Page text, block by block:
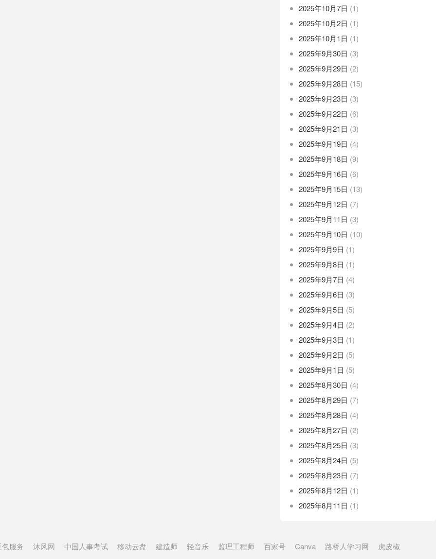
2025年10月7日 (1)
2025年10月2日 (1)
2025年10月1日 (1)
2025年9月30日 (3)
2025年9月29日 (2)
2025年9月28日 (15)
2025年9月23日 (3)
2025年9月22日 (6)
2025年9月21日 (3)
2025年9月19日 (4)
2025年9月18日 (9)
2025年9月16日 (6)
2025年9月15日 (13)
2025年9月12日 (7)
2025年9月11日 (3)
2025年9月10日 (10)
2025年9月9日 (1)
2025年9月8日 (1)
2025年9月7日 (4)
2025年9月6日 (3)
2025年9月5日 (5)
2025年9月4日 (2)
2025年9月3日 (1)
2025年9月2日 (5)
2025年9月1日 (5)
2025年8月30日 (4)
2025年8月29日 (7)
2025年8月28日 (4)
2025年8月27日 (2)
2025年8月25日 (3)
2025年8月24日 (5)
2025年8月23日 (7)
2025年8月12日 (1)
2025年8月11日 (1)
包服务 沐风网 中国人事考试 移动云盘 建造师 轻音乐 监理工程师 百家号 Canva 路桥人学习网 虎皮椒